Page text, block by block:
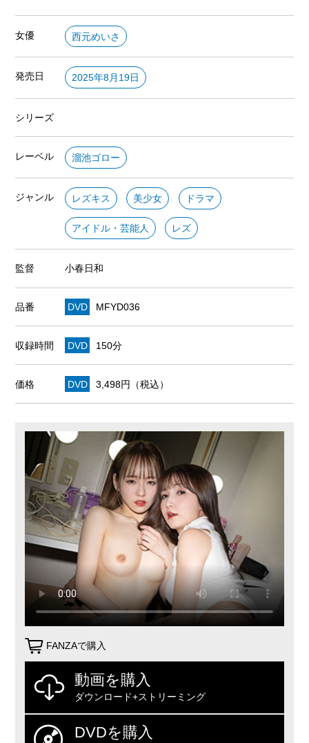
女優 西元めいさ
発売日 2025年8月19日
シリーズ
レーベル 溜池ゴロー
ジャンル レズキス 美少女 ドラマ
アイドル・芸能人 レズ
監督 小春日和
品番 DVD MFYD036
収録時間 DVD 150分
価格 DVD 3,498円（税込）
FANZAで購入
動画を購入
ダウンロード+ストリーミング
DVDを購入